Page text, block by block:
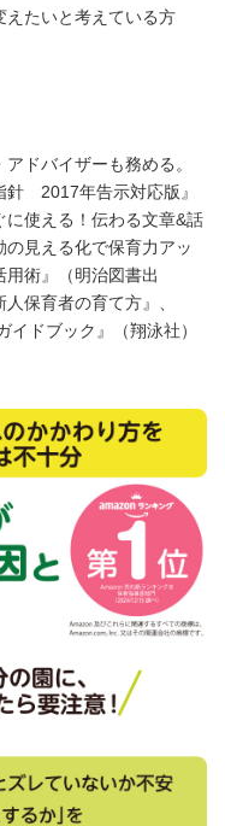
えたいと考えている方
ドバイザーも務める。
針 2017年告示対応版』
に使える！伝わる文章&話
見える化で保育力アッ
術』（明治図書出
保育者の育て方』、
イドブック』（翔泳社）